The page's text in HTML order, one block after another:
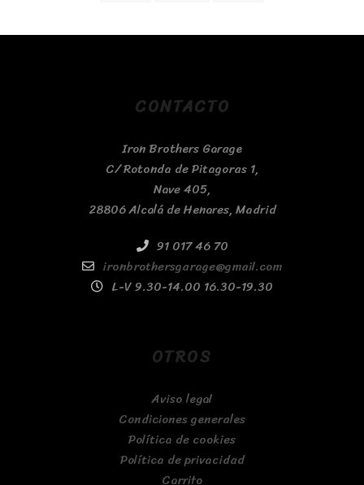
CONTACTO
Iron Brothers Garage
C/ Rotonda de Pitagoras 1,
Nave 405,
28806 Alcalá de Henares, Madrid
91 017 46 70
ironbrothersgarage@gmail.com
L-V 9.30-14.00 16.30-19.30
OTROS
Aviso legal
Condiciones generales
Política de cookies
Política de privacidad
Carrito